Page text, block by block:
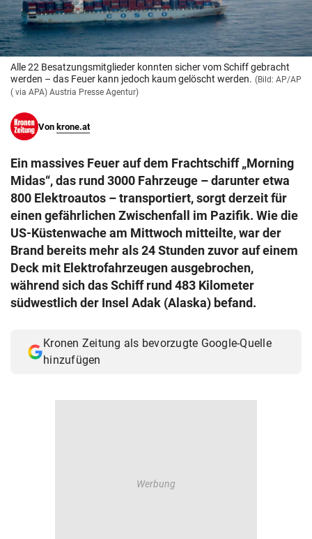
© Krone Multimedia GmbH & Co KG 2026
Muthgasse 2, 1190 Wien
Alle 22 Besatzungsmitglieder konnten sicher vom Schiff gebracht
werden – das Feuer kann jedoch kaum gelöscht werden. (Bild: AP/AP
( via APA) Austria Presse Agentur)
Von krone.at
Ein massives Feuer auf dem Frachtschiff „Morning
Midas“, das rund 3000 Fahrzeuge – darunter etwa
800 Elektroautos – transportiert, sorgt derzeit für
einen gefährlichen Zwischenfall im Pazifik. Wie die
US-Küstenwache am Mittwoch mitteilte, war der
Brand bereits mehr als 24 Stunden zuvor auf einem
Deck mit Elektrofahrzeugen ausgebrochen,
während sich das Schiff rund 483 Kilometer
südwestlich der Insel Adak (Alaska) befand.
Kronen Zeitung als bevorzugte Google-Quelle
hinzufügen